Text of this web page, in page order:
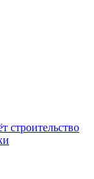
строительство